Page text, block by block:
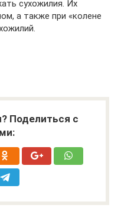
сухожилия. Их
а также при «колене
Поделиться с